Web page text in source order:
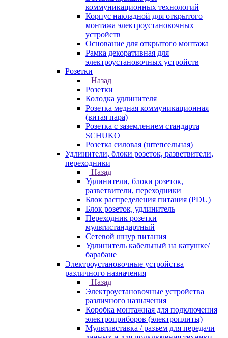
коммуникационных технологий
Корпус накладной для открытого
монтажа электроустановочных
устройств
Основание для открытого монтажа
Рамка декоративная для
электроустановочных устройств
Розетки
Назад
Розетки
Колодка удлинителя
Розетка медная коммуникационная
(витая пара)
Розетка с заземлением стандарта
SCHUKO
Розетка силовая (штепсельная)
Удлинители, блоки розеток, разветвители,
переходники
Назад
Удлинители, блоки розеток,
разветвители, переходники
Блок распределения питания (PDU)
Блок розеток, удлинитель
Переходник розетки
мультистандартный
Сетевой шнур питания
Удлинитель кабельный на катушке/
барабане
Электроустановочные устройства
различного назначения
Назад
Электроустановочные устройства
различного назначения
Коробка монтажная для подключения
электроприборов (электроплиты)
Мультивставка / разъем для передачи